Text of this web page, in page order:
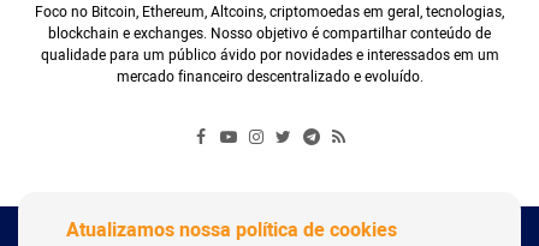
Foco no Bitcoin, Ethereum, Altcoins, criptomoedas em geral, tecnologias,
blockchain e exchanges. Nosso objetivo é compartilhar conteúdo de
qualidade para um público ávido por novidades e interessados em um
mercado financeiro descentralizado e evoluído.
Atualizamos nossa política de cookies